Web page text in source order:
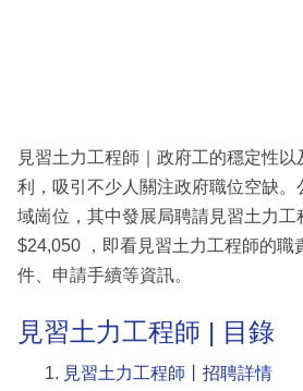
區
見習土力工程師｜政府工的穩定性
利，吸引不少人關注政府職位空缺
域崗位，其中發展局聘請見習土力工
$24,050 ，即看見習土力工程師的職
件、申請手續等資訊。
見習土力工程師 | 目錄
見習土力工程師丨招聘詳情